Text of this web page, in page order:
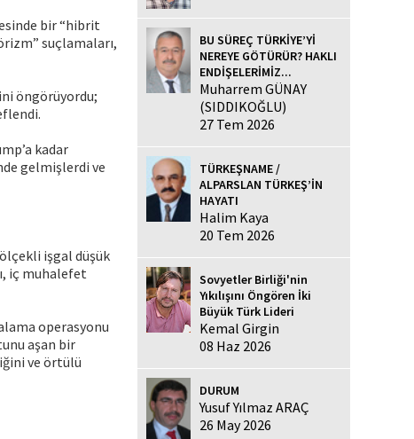
bir “hibrit
suçlamaları,
öngörüyordu;
kadar
gelmişlerdi ve
ölçekli işgal düşük
iç muhalefet
operasyonu
aşan bir
ve örtülü
BU SÜREÇ TÜRKİYE’Yİ
NEREYE GÖTÜRÜR? HAKLI
ENDİŞELERİMİZ...
Muharrem GÜNAY
(SIDDIKOĞLU)
27 Tem 2026
TÜRKEŞNAME /
ALPARSLAN TÜRKEŞ’İN
HAYATI
Halim Kaya
20 Tem 2026
Sovyetler Birliği'nin
Yıkılışını Öngören İki
Büyük Türk Lideri
Kemal Girgin
08 Haz 2026
DURUM
Yusuf Yılmaz ARAÇ
26 May 2026